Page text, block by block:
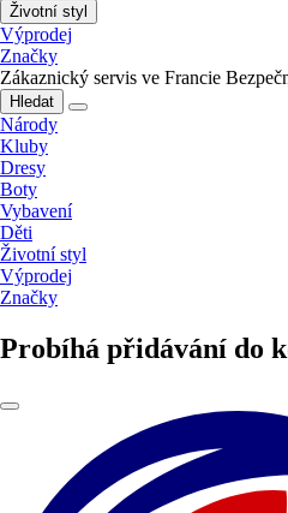
Životní styl
Výprodej
Značky
Zákaznický servis ve Francie
Hledat
Národy
Kluby
Dresy
Boty
Vybavení
Děti
Životní styl
Výprodej
Značky
Probíhá přidávání do